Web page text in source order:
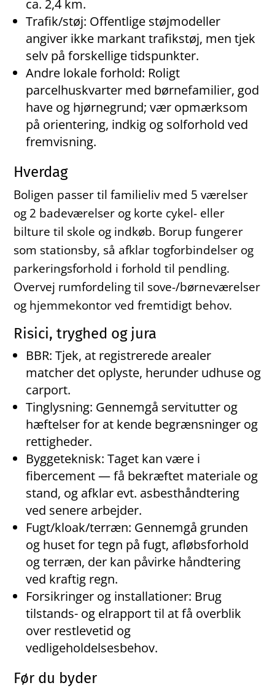
ca. 2,4 km.
Trafik/støj: Offentlige støjmodeller
angiver ikke markant trafikstøj, men tjek
selv på forskellige tidspunkter.
Andre lokale forhold: Roligt
parcelhuskvarter med børnefamilier, god
have og hjørnegrund; vær opmærksom
på orientering, indkig og solforhold ved
fremvisning.
Hverdag
Boligen passer til familieliv med 5 værelser
og 2 badeværelser og korte cykel- eller
bilture til skole og indkøb. Borup fungerer
som stationsby, så afklar togforbindelser og
parkeringsforhold i forhold til pendling.
Overvej rumfordeling til sove-/børneværelser
og hjemmekontor ved fremtidigt behov.
Risici, tryghed og jura
BBR: Tjek, at registrerede arealer
matcher det oplyste, herunder udhuse og
carport.
Tinglysning: Gennemgå servitutter og
hæftelser for at kende begrænsninger og
rettigheder.
Byggeteknisk: Taget kan være i
fibercement — få bekræftet materiale og
stand, og afklar evt. asbesthåndtering
ved senere arbejder.
Fugt/kloak/terræn: Gennemgå grunden
og huset for tegn på fugt, afløbsforhold
og terræn, der kan påvirke håndtering
ved kraftig regn.
Forsikringer og installationer: Brug
tilstands- og elrapport til at få overblik
over restlevetid og
vedligeholdelsesbehov.
Før du byder